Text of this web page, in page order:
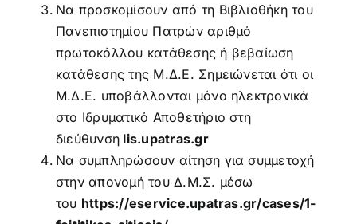
Να προσκομίσουν από τη Βιβλιοθήκη του
Πανεπιστημίου Πατρών αριθμό
πρωτοκόλλου κατάθεσης ή βεβαίωση
κατάθεσης της Μ.Δ.Ε. Σημειώνεται ότι οι
Μ.Δ.Ε. υποβάλλονται μόνο ηλεκτρονικά
στο Ιδρυματικό Αποθετήριο στη
διεύθυνση lis.upatras.gr
Να συμπληρώσουν αίτηση για συμμετοχή
στην απονομή του Δ.Μ.Σ. μέσω
του https://eservice.upatras.gr/cases/1-